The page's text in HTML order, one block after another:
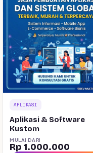
optimal dan
Jangan lewatkan
barbershopyang
menjalankan bisnis.
adalah langkah
berkelanjutan.
profesionalisme
APLIKASI
Aplikasi & Software
Kustom
MULAI DARI
Rp 1.000.000